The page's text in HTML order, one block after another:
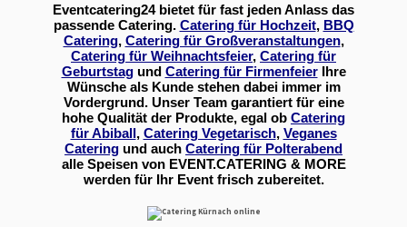
Eventcatering24 bietet für fast jeden Anlass das
passende Catering. Catering für Hochzeit, BBQ
Catering, Catering für Großveranstaltungen,
Catering für Weihnachtsfeier, Catering für
Geburtstagund Catering für FirmenfeierIhre
Wünsche als Kunde stehen dabei immer im
Vordergrund. Unser Team garantiert für eine
hohe Qualität der Produkte, egal ob Catering
für Abiball , Catering Vegetarisch, Veganes
Catering und auch Catering für Polterabend
alle Speisen von EVENT.CATERING & MORE
werden für Ihr Event frisch zubereitet.